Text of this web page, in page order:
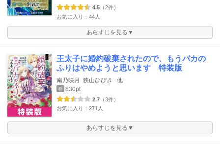
4.5 （2件）
お気に入り：44人
あらすじを見る▼
王太子に婚約破棄されたので、もうバカの
ふりはやめようと思います 特装版
南乃映月 狭山ひびき 他
巻 830pt
2.7 （3件）
お気に入り：271人
あらすじを見る▼